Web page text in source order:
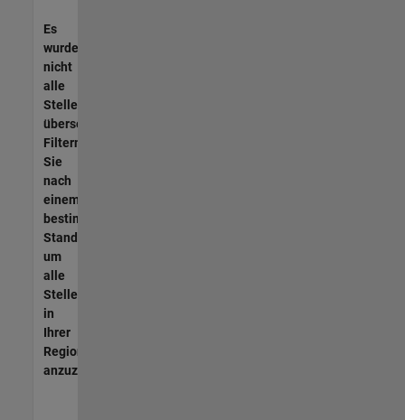
Es
wurden
nicht
alle
Stellen
übersetzt.
Filtern
Sie
nach
einem
bestimmten
Standort,
um
alle
Stellenangebote
in
Ihrer
Region
anzuzeigen.